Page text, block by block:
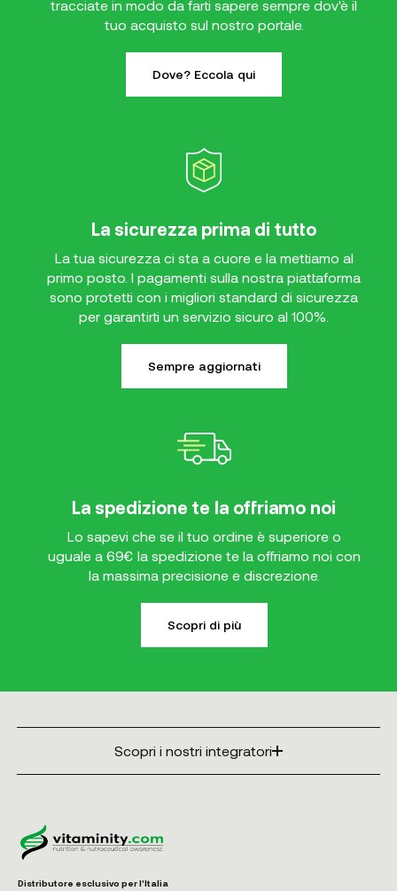
tracciate in modo da farti sapere sempre dov'è il
tuo acquisto sul nostro portale.
Dove? Eccola qui
La sicurezza prima di tutto
La tua sicurezza ci sta a cuore e la mettiamo al
primo posto. I pagamenti sulla nostra piattaforma
sono protetti con i migliori standard di sicurezza
per garantirti un servizio sicuro al 100%.
Sempre aggiornati
La spedizione te la offriamo noi
Lo sapevi che se il tuo ordine è superiore o
uguale a 69€ la spedizione te la offriamo noi con
la massima precisione e discrezione.
Scopri di più
Scopri i nostri integratori
Distributore esclusivo per l'Italia